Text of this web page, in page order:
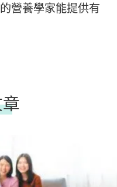
營養學家能提供有